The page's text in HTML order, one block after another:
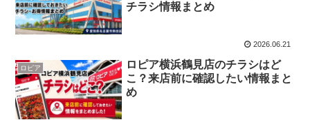
チラシ情報まとめ
2026.06.21
ロピア
ロピア横浜鶴見店のチラシはど
こ？来店前に確認したい情報まと
め